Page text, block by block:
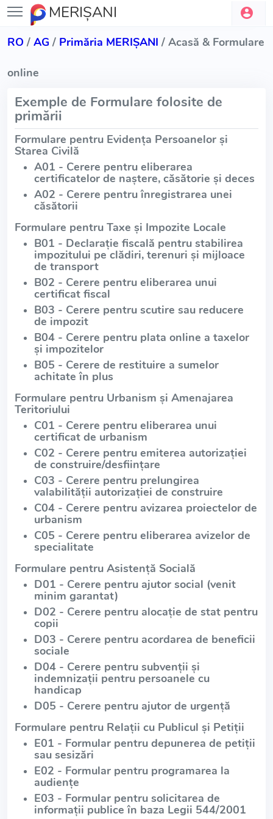
MERIŞANI
RO / AG / Primăria MERIŞANI / Acasă & Formulare
online
Exemple de Formulare folosite de
primării
Formulare pentru Evidența Persoanelor și
Starea Civilă
A01 - Cerere pentru eliberarea
certificatelor de naștere, căsătorie și deces
A02 - Cerere pentru înregistrarea unei
căsătorii
Formulare pentru Taxe și Impozite Locale
B01 - Declarație fiscală pentru stabilirea
impozitului pe clădiri, terenuri și mijloace
de transport
B02 - Cerere pentru eliberarea unui
certificat fiscal
B03 - Cerere pentru scutire sau reducere
de impozit
B04 - Cerere pentru plata online a taxelor
și impozitelor
B05 - Cerere de restituire a sumelor
achitate în plus
Formulare pentru Urbanism și Amenajarea
Teritoriului
C01 - Cerere pentru eliberarea unui
certificat de urbanism
C02 - Cerere pentru emiterea autorizației
de construire/desființare
C03 - Cerere pentru prelungirea
valabilității autorizației de construire
C04 - Cerere pentru avizarea proiectelor de
urbanism
C05 - Cerere pentru eliberarea avizelor de
specialitate
Formulare pentru Asistență Socială
D01 - Cerere pentru ajutor social (venit
minim garantat)
D02 - Cerere pentru alocație de stat pentru
copii
D03 - Cerere pentru acordarea de beneficii
sociale
D04 - Cerere pentru subvenții și
indemnizații pentru persoanele cu
handicap
D05 - Cerere pentru ajutor de urgență
Formulare pentru Relații cu Publicul și Petiții
E01 - Formular pentru depunerea de petiții
sau sesizări
E02 - Formular pentru programarea la
audiențe
E03 - Formular pentru solicitarea de
informații publice în baza Legii 544/2001